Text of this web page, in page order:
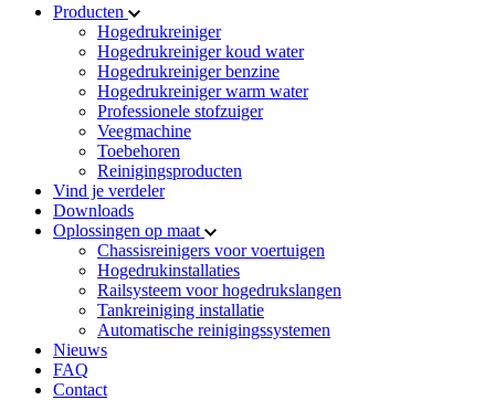
Producten
Hogedrukreiniger
Hogedrukreiniger koud water
Hogedrukreiniger benzine
Hogedrukreiniger warm water
Professionele stofzuiger
Veegmachine
Toebehoren
Reinigingsproducten
Vind je verdeler
Downloads
Oplossingen op maat
Chassisreinigers voor voertuigen
Hogedrukinstallaties
Railsysteem voor hogedrukslangen
Tankreiniging installatie
Automatische reinigingssystemen
Nieuws
FAQ
Contact